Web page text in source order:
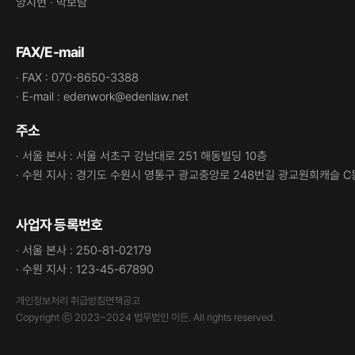
FAX/E-mail
· FAX : 070-8650-3388
· E-mail : edenwork@edenlaw.net
주소
· 서울 본사 : 서울 서초구 강남대로 251 해동빌딩 10층
· 수원 지사 : 경기도 수원시 영통구 광교중앙로 248번길 광교원희캐슬
사업자 등록번호
· 서울 본사 : 250-81-02179
· 수원 지사 : 123-45-67890
개인정보처리 취급방침면책공고
Copyright ⓒ 2023~2024 법무법인 이든. All rights reserved.